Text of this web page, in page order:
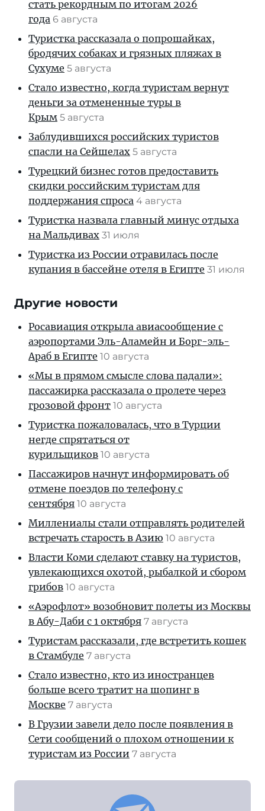
стать рекордным по итогам 2026
года 6 августа
Туристка рассказала о попрошайках,
бродячих собаках и грязных пляжах в
Сухуме 5 августа
Стало известно, когда туристам вернут
деньги за отмененные туры в
Крым 5 августа
Заблудившихся российских туристов
спасли на Сейшелах 5 августа
Турецкий бизнес готов предоставить
скидки российским туристам для
поддержания спроса 4 августа
Туристка назвала главный минус отдыха
на Мальдивах 31 июля
Туристка из России отравилась после
купания в бассейне отеля в Египте 31 июля
Другие новости
Росавиация открыла авиасообщение с
аэропортами Эль-Аламейн и Борг-эль-
Араб в Египте 10 августа
«Мы в прямом смысле слова падали»:
пассажирка рассказала о пролете через
грозовой фронт 10 августа
Туристка пожаловалась, что в Турции
негде спрятаться от
курильщиков 10 августа
Пассажиров начнут информировать об
отмене поездов по телефону с
сентября 10 августа
Миллениалы стали отправлять родителей
встречать старость в Азию 10 августа
Власти Коми сделают ставку на туристов,
увлекающихся охотой, рыбалкой и сбором
грибов 10 августа
«Аэрофлот» возобновит полеты из Москвы
в Абу-Даби с 1 октября 7 августа
Туристам рассказали, где встретить кошек
в Стамбуле 7 августа
Стало известно, кто из иностранцев
больше всего тратит на шопинг в
Москве 7 августа
В Грузии завели дело после появления в
Сети сообщений о плохом отношении к
туристам из России 7 августа